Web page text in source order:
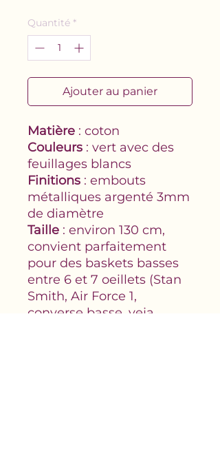
Quantité *
Ajouter au panier
Matière : coton
Couleurs : vert avec des
feuillages blancs
Finitions : embouts
métalliques argenté 3mm
de diamètre
Taille : environ 130 cm,
convient parfaitement
pour des baskets basses
entre 6 et 7 oeillets (Stan
Smith, Air Force 1,
converse basse, veja,